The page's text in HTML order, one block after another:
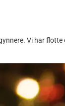
Vi har